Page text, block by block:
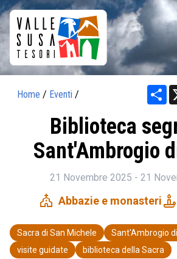
Home / Eventi /
Biblioteca
Sant'Ambrogio
21 Novembre 2025 - 21
church Abbazie e monastericandle
Sacra di San Michele
Sant'Ambrogio
visite guidate
biblioteca della Sacra